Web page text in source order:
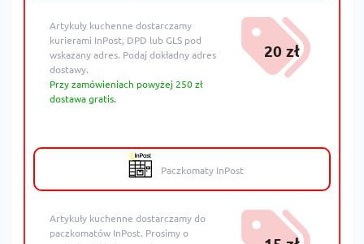
Artykuły kuchenne dostarczamy
kurierami InPost, DPD lub GLS pod
wskazany adres. Podaj dokładny adres
dostawy.
Przy zamówieniach powyżej 250 zł
dostawa gratis.
20 zł
Paczkomaty InPost
Artykuły kuchenne dostarczamy do
paczkomatów InPost. Prosimy o